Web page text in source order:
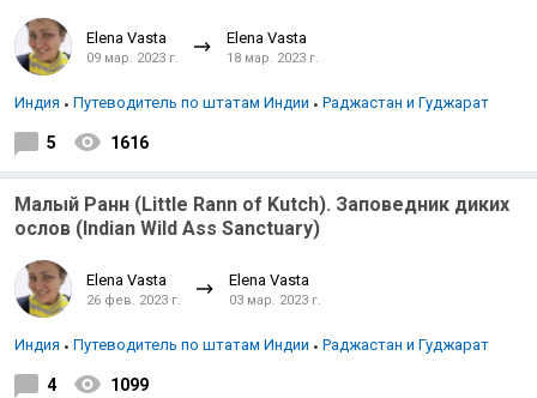
Elena Vasta
09 мар. 2023 г.
Elena Vasta
18 мар. 2023 г.
Индия Путеводитель по штатам Индии Раджастан и Гуджарат
5 1616
Малый Ранн (Little Rann of Kutch). Заповедник диких
ослов (Indian Wild Ass Sanctuary)
Elena Vasta
26 фев. 2023 г.
Elena Vasta
03 мар. 2023 г.
Индия Путеводитель по штатам Индии Раджастан и Гуджарат
4 1099